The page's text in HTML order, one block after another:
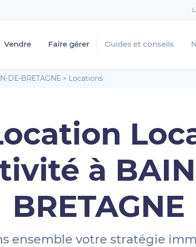
Vendre Faire gérer Guides et conseils
DE-BRETAGNE > Locations
à
BRETAGNE
ensemble votre stratégie